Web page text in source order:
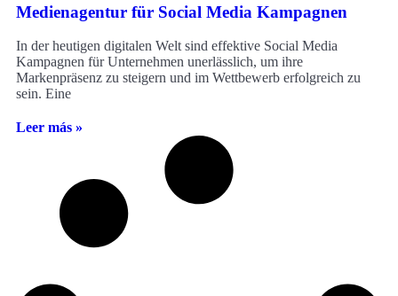
Medienagentur für Social Media Kampagnen
In der heutigen digitalen Welt sind effektive Social Media
Kampagnen für Unternehmen unerlässlich, um ihre
Markenpräsenz zu steigern und im Wettbewerb erfolgreich zu
sein. Eine
Leer más »